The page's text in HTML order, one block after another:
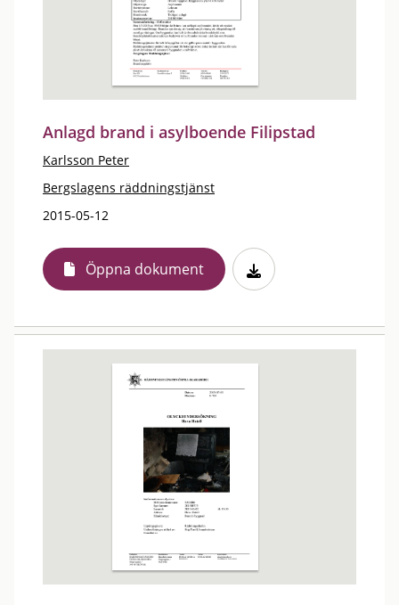
Anlagd brand i asylboende Filipstad
Karlsson Peter
Bergslagens räddningstjänst
2015-05-12
Öppna dokument